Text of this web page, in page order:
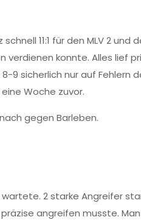
11:1 für den MLV 2 und
verdienen konnte. Alles lief
9 sicherlich nur auf Fehlern
Woche zuvor.
gegen Barleben.
2 starke Angreifer
angreifen musste. Man